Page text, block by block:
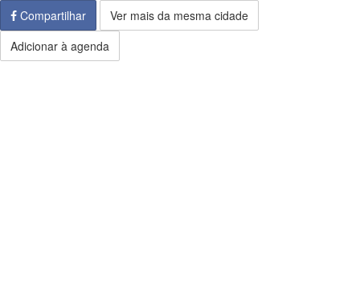
Compartilhar
Ver mais da mesma cidade
Adicionar à agenda